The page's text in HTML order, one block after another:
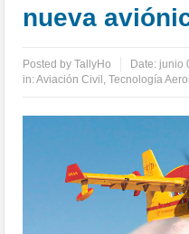
nueva
Posted byTallyHo Date: junio
in:Aviación Civil ,Tecnología